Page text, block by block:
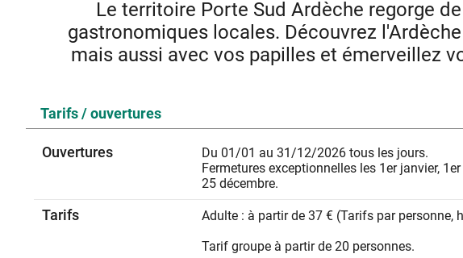
Le territoire Porte Sud Ardèche regorge
gastronomiques locales. Découvrez
mais aussi avec vos papilles et émerveillez
11h : Visite guidée et dégustation chez nos
13h : Déjeuner dans l'un de nos restaurants valorisant les
Après-midi dès 15h30 :
Visite guidée du Musée et de la Fabrique de
Arnaud Soubeyran OU visite guidée du Musée de
Lavande.
Tarifs / ouvertures
Ouvertures
Du 01/01 au 31/12/2026 tous les jours.
Fermetures exceptionnelles les 1er janvier,
25 décembre.
Tarifs
Adulte : à partir de 37 € (Tarifs par personne,
Tarif groupe à partir de 20 personnes.